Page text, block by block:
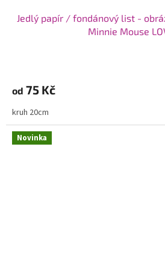
Jedlý papír / fondánový list -
Minnie Mouse
od 75 Kč
kruh 20cm
Novinka